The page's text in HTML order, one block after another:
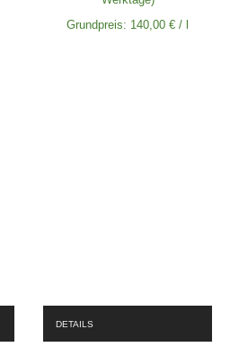
Grundpreis: 140,00€ /
DETAILS